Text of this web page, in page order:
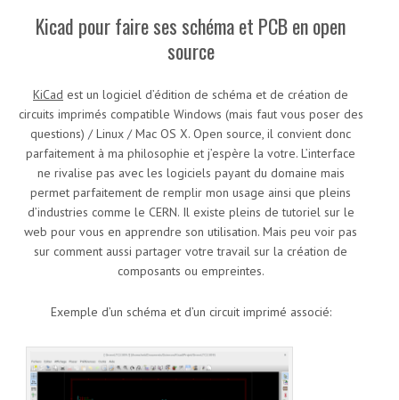
Kicad pour faire ses schéma et PCB en open
source
KiCad est un logiciel d’édition de schéma et de création de
circuits imprimés compatible Windows (mais faut vous poser des
questions) / Linux / Mac OS X. Open source, il convient donc
parfaitement à ma philosophie et j’espère la votre. L’interface
ne rivalise pas avec les logiciels payant du domaine mais
permet parfaitement de remplir mon usage ainsi que pleins
d’industries comme le CERN. Il existe pleins de tutoriel sur le
web pour vous en apprendre son utilisation. Mais peu voir pas
sur comment aussi partager votre travail sur la création de
composants ou empreintes.
Exemple d’un schéma et d’un circuit imprimé associé: